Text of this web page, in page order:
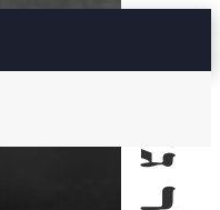
מ"ר ג'יימס